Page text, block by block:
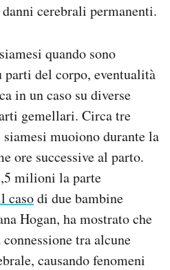
cerebrali permanenti.
quando sono
del corpo, eventualità
in un caso su diverse
gemellari. Circa tre
muoiono durante la
ore successive al parto.
milioni la parte
casodi due bambine
Hogan, ha mostrato che
tra alcune
causando fenomeni